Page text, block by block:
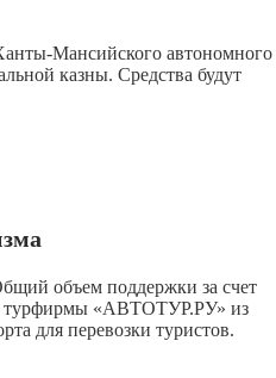
Мансийского автономного
казны. Средства будут
объем поддержки за счет
турфирмы «АВТОТУР.РУ» из
для перевозки туристов.